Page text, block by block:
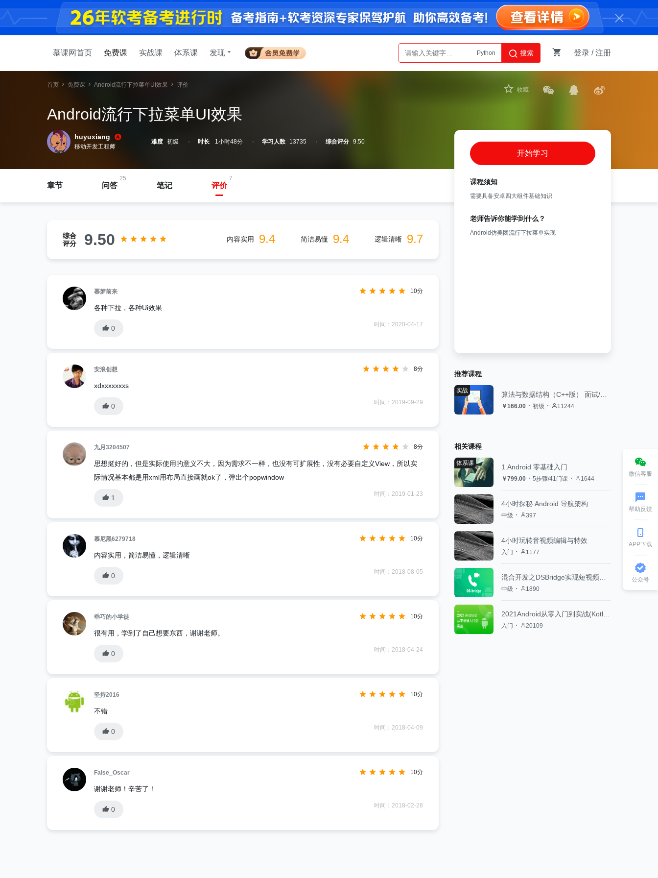
慕课网首页 免费课 实战课 体系课 发现
Python
AI智能体
搜索 登录 /注册
首页 免费课 Android流行下拉菜单UI效果 评价
Android流行下拉菜单UI效果
huyuxiang
移动开发工程师
难度 初级 时长 1小时48分 学习人数 13735 综合评分 9.50
收藏
章节
25
问答 笔记
7
评价
综合
评分
9.50 内容实用 9.4 简洁易懂 9.4 逻辑清晰 9.7
慕梦前来 10分
各种下拉，各种Ui效果
0 时间：2020-04-17
安浪创想 8分
xdxxxxxxxs
0 时间：2019-09-29
九月3204507 8分
思想挺好的，但是实际使用的意义不大，因为需求不一样，也没有可扩展性，没有必要自定义View，所以实
际情况基本都是用xml用布局直接画就ok了，弹出个popwindow
1 时间：2019-01-23
慕尼黑6279718 10分
内容实用，简洁易懂，逻辑清晰
0 时间：2018-08-05
乖巧的小学徒 10分
很有用，学到了自己想要东西，谢谢老师。
0 时间：2018-04-24
坚持2016 10分
不错
0 时间：2018-04-09
False_Oscar 10分
谢谢老师！辛苦了！
0 时间：2018-02-28
开始学习
课程须知
需要具备安卓四大组件基础知识
老师告诉你能学到什么？
Android仿美团流行下拉菜单实现
推荐课程
实战
￥166.00 初级 11244
相关课程
体系课 1.Android 零基础入门
￥799.00 5步骤/41门课 1644
4小时探秘 Android 导航架构
中级 397
4小时玩转音视频编辑与特效
入门 1177
中级 1890
入门 20109
微信客服
帮助反馈
APP下载
公众号